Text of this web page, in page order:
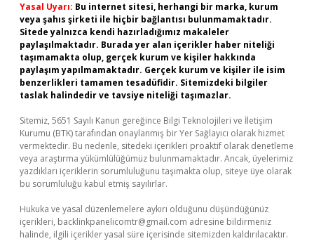
Yasal Uyarı: Bu internet sitesi, herhangi bir marka, kurum
veya şahıs şirketi ile hiçbir bağlantısı bulunmamaktadır.
Sitede yalnızca kendi hazırladığımız makaleler
paylaşılmaktadır. Burada yer alan içerikler haber niteliği
taşımamakta olup, gerçek kurum ve kişiler hakkında
paylaşım yapılmamaktadır. Gerçek kurum ve kişiler ile isim
benzerlikleri tamamen tesadüfidir. Sitemizdeki bilgiler
taslak halindedir ve tavsiye niteliği taşımazlar.
Sitemiz, 5651 Sayılı Kanun gereğince Bilgi Teknolojileri ve İletişim
Kurumu (BTK) tarafından onaylanmış bir Yer Sağlayıcı olarak hizmet
vermektedir. Bu nedenle, sitedeki içerikleri proaktif olarak denetleme
veya araştırma yükümlülüğümüz bulunmamaktadır. Ancak, üyelerimiz
yazdıkları içeriklerin sorumluluğunu taşımakta olup, siteye üye olarak
bu sorumluluğu kabul etmiş sayılırlar.
Hukuka ve yasal düzenlemelere aykırı olduğunu düşündüğünüz
içerikleri, backlinkpanelicomtr@gmail.com adresine bildirmeniz
halinde, ilgili içerikler yasal süre içerisinde sitemizden kaldırılacaktır.